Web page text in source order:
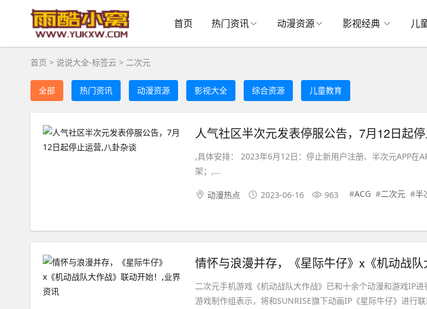
首页 热门资讯 动漫资源 影视经典 儿
首页 > 说说大全-标签云 > 二次元
全部 热门资讯 动漫资源 影视大全 综合资源 儿童教育
人气社区半次元发表停服公告，7月12日起
,具体安排： 2023年6月12日：停止新用户注册、半次元APP在
架；,...
动漫热点 2023-06-16 963 #ACG #二次元 #半
二次元手机游戏《机动战队大作战》已和十余个动漫和游戏IP进
游戏制作组表示，将和SUNRISE旗下动画IP《星际牛仔》进行